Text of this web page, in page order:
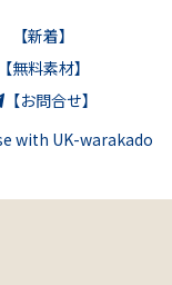
【新着】
【無料素材】
【お問合せ】
with UK-warakado